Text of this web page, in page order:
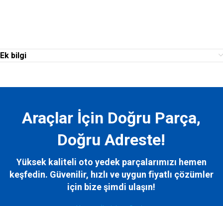
Ek bilgi
Araçlar İçin Doğru Parça,
Doğru Adreste!
Yüksek kaliteli oto yedek parçalarımızı hemen
keşfedin. Güvenilir, hızlı ve uygun fiyatlı çözümler
için bizeşimdi ulaşın!